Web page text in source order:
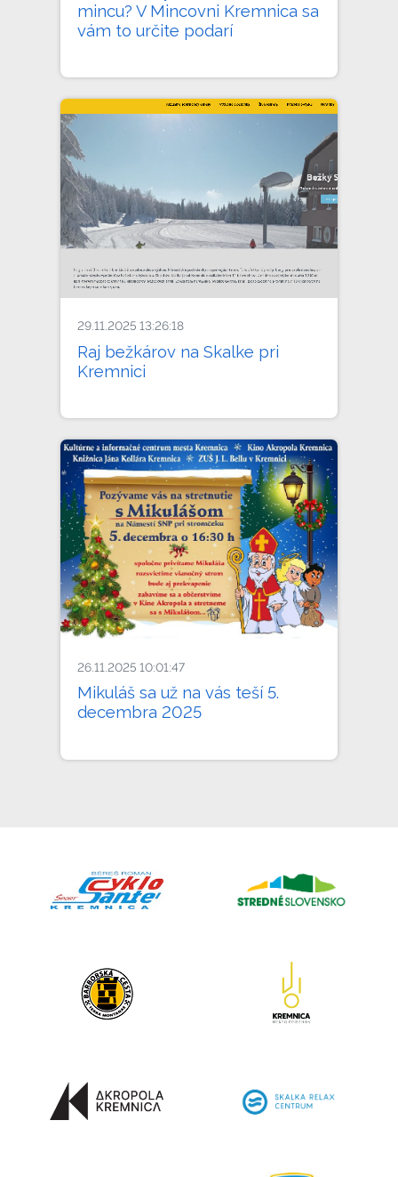
mincu? V Mincovni Kremnica sa
vám to určite podarí
29.11.2025 13:26:18
Raj bežkárov na Skalke pri
Kremnici
26.11.2025 10:01:47
Mikuláš sa už na vás teší 5.
decembra 2025